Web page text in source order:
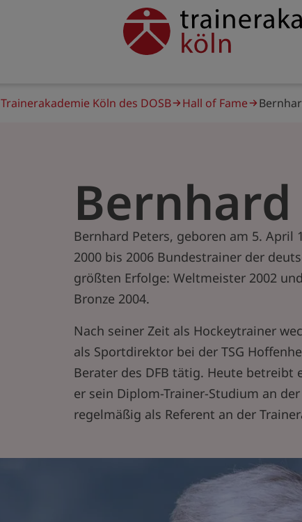
Service
navigation
trainerakademie
Trainerakademie Köln des DOSB Hall of Fame
Bernhard Peters, geboren am 5. April
2000 bis 2006 Bundestrainer der
größten Erfolge: Weltmeister 2002
Bronze 2004.
Nach seiner Zeit als Hockeytrainer
als Sportdirektor bei der TSG
Berater des DFB tätig. Heute betreibt
er sein Diplom-Trainer-Studium an
regelmäßig als Referent an der